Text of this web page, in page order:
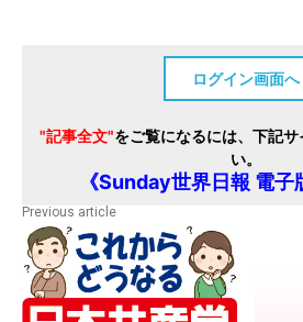
ログイン画面へ
"記事全文"をご覧になるには、下記
い。
《Sunday世界日報 電子
Previous article